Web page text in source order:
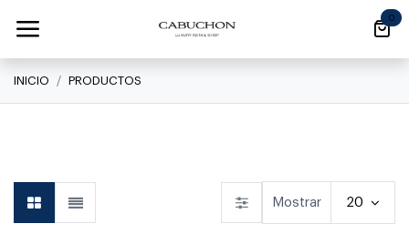
0
INICIO PRODUCTOS
Mostrar 20